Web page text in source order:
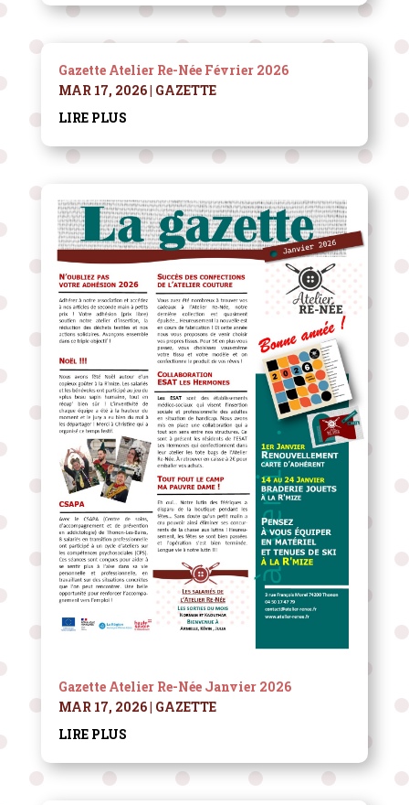
Gazette Atelier Re-Née Février 2026
MAR 17, 2026| GAZETTE
LIRE PLUS
Gazette Atelier Re-Née Janvier 2026
MAR 17, 2026| GAZETTE
LIRE PLUS